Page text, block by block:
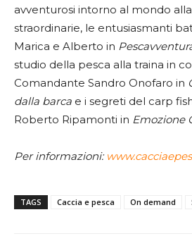
avventurosi intorno al mondo
straordinarie, le entusiasmanti
Marica e Alberto in
studio della pesca alla traina in
Comandante Sandro Onofaro in
dalla barca e i segreti del carp
Roberto Ripamonti in Emozione
Per informazioni:
TAGS Caccia e pesca On demand